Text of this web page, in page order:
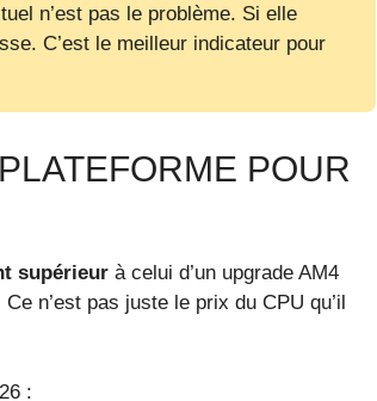
n’est pas le problème. Si elle
C’est le meilleur indicateur pour
POUR
supérieur à celui d’un upgrade AM4
n’est pas juste le prix du CPU qu’il
: